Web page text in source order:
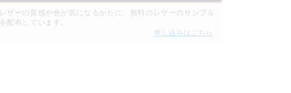
レザーの質感や色が気になるかたに、無料のレザーのサンプル
を配布しています。
申し込みはこちら